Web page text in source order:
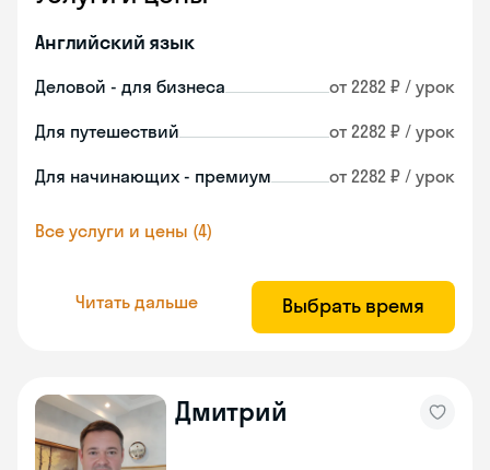
Английский язык
Деловой - для бизнеса от 2282 ₽ / урок
Для путешествий от 2282 ₽ / урок
Для начинающих - премиум от 2282 ₽ / урок
Все услуги и цены (4)
Читать дальше Выбрать время
Дмитрий